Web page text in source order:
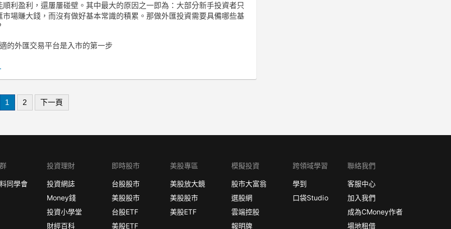
順利盈利，還屢屢碰壁。其中最大的原因之一即為：大部分新手投資者只
市場賺大錢，而沒有做好基本常識的積累。那做外匯投資需要具備哪些基
的外匯交易平台是入市的第一步
1 2 下一頁
同學會
投資理財
投資網誌
Money錢
投資小學堂
財經百科
即時股市
台股股市
美股股市
台股ETF
美股ETF
美股專區
美股放大鏡
美股股市
美股ETF
模擬投資
股市大富翁
選股網
雲端控股
報明牌
跨領域學習
學到
口袋Studio
聯絡我們
客服中心
加入我們
成為CMoney作者
場地租借